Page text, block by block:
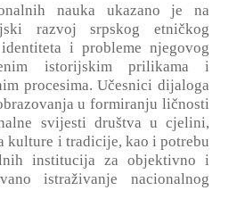
nauka ukazano je na
razvoj srpskog etničkog
i probleme njegovog
istorijskim prilikama i
procesima. Učesnici dijaloga
u formiranju ličnosti
svijesti društva u cjelini,
kulture i tradicije, kao i potrebu
institucija za objektivno i
istraživanje nacionalnog